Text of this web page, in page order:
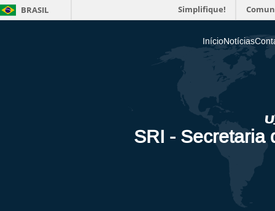
BRASIL Simplifique!
InícioNotícias
SRI - Secretaria